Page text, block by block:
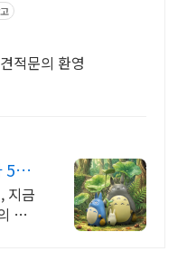
적문의 환영
5%
지금
매